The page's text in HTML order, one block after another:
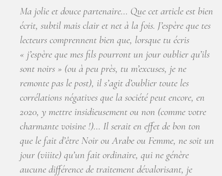
Ma jolie et douce partenaire… Que cet article est bien
écrit, subtil mais clair et net à la fois. J’espère que tes
lecteurs comprennent bien que, lorsque tu écris
« j’espère que mes fils pourront un jour oublier qu’ils
sont noirs » (ou à peu près, tu m’excuses, je ne
remonte pas le post), il s’agit d’oublier toute les
corrélations négatives que la société peut encore, en
2020, y mettre insidieusement ou non (comme votre
charmante voisine !)… Il serait en effet de bon ton
que le fait d’être Noir ou Arabe ou Femme, ne soit un
jour (viiite) qu’un fait ordinaire, qui ne génère
aucune différence de traitement dévalorisant, je